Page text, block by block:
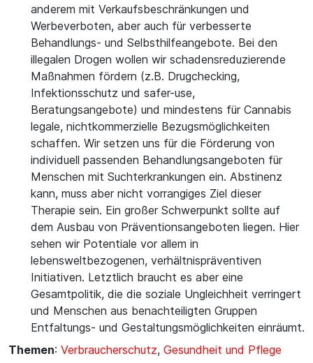
anderem mit Verkaufsbeschränkungen und
Werbeverboten, aber auch für verbesserte
Behandlungs- und Selbsthilfeangebote. Bei den
illegalen Drogen wollen wir schadensreduzierende
Maßnahmen fördern (z.B. Drugchecking,
Infektionsschutz und safer-use,
Beratungsangebote) und mindestens für Cannabis
legale, nichtkommerzielle Bezugsmöglichkeiten
schaffen. Wir setzen uns für die Förderung von
individuell passenden Behandlungsangeboten für
Menschen mit Suchterkrankungen ein. Abstinenz
kann, muss aber nicht vorrangiges Ziel dieser
Therapie sein. Ein großer Schwerpunkt sollte auf
dem Ausbau von Präventionsangeboten liegen. Hier
sehen wir Potentiale vor allem in
lebensweltbezogenen, verhältnispräventiven
Initiativen. Letztlich braucht es aber eine
Gesamtpolitik, die die soziale Ungleichheit verringert
und Menschen aus benachteiligten Gruppen
Entfaltungs- und Gestaltungsmöglichkeiten einräumt.
Themen: Verbraucherschutz, Gesundheit und Pflege